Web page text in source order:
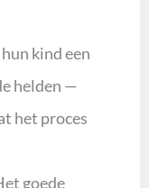
kind een
helden —
het proces
goede